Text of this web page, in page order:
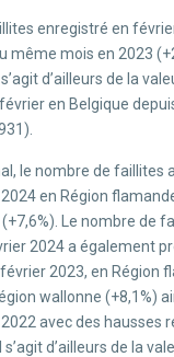
enregistré en
même mois en 2023
d’ailleurs de la
en Belgique
le nombre de faillites
en Région
Le nombre de
2024 a également
2023, en Région
wallonne (+8,1%)
avec des hausses
s’agit d’ailleurs de la